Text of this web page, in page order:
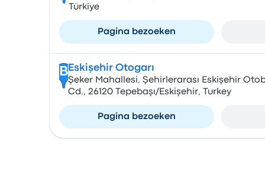
Türkiye
Pagina bezoeken
B Eskişehir Otogarı
Şeker Mahallesi, Şehirlerarası Eskişehir
Cd., 26120 Tepebaşı/Eskişehir, Turkey
Pagina bezoeken